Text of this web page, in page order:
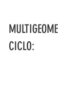
CICLO: